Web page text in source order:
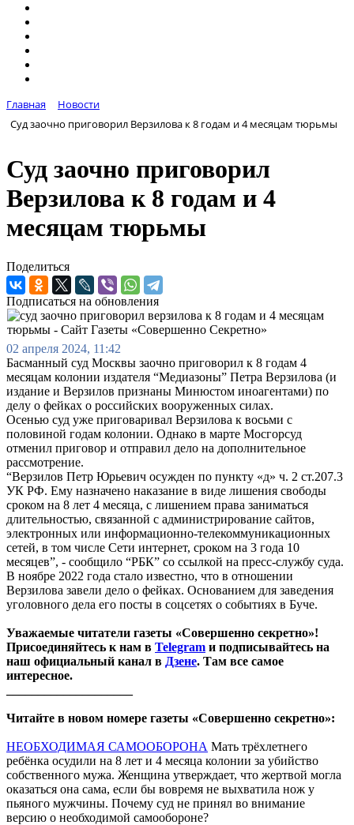
Главная
Новости
Суд заочно приговорил Верзилова к 8 годам и 4 месяцам тюрьмы
Суд заочно приговорил
Верзилова к 8 годам и 4
месяцам тюрьмы
Поделиться
Подписаться на обновления
02 апреля 2024, 11:42
Басманный суд Москвы заочно приговорил к 8 годам 4
месяцам колонии издателя “Медиазоны” Петра Верзилова (и
издание и Верзилов признаны Минюстом иноагентами) по
делу о фейках о российских вооруженных силах.
Осенью суд уже приговаривал Верзилова к восьми с
половиной годам колонии. Однако в марте Мосгорсуд
отменил приговор и отправил дело на дополнительное
рассмотрение.
“Верзилов Петр Юрьевич осужден по пункту «д» ч. 2 ст.207.3
УК РФ. Ему назначено наказание в виде лишения свободы
сроком на 8 лет 4 месяца, с лишением права заниматься
длительностью, связанной с администрирование сайтов,
электронных или информационно-телекоммуникационных
сетей, в том числе Сети интернет, сроком на 3 года 10
месяцев”, - сообщило “РБК” со ссылкой на пресс-службу суда.
В ноябре 2022 года стало известно, что в отношении
Верзилова завели дело о фейках. Основанием для заведения
уголовного дела его посты в соцсетях о событиях в Буче.
Уважаемые читатели газеты «Совершенно секретно»!
Присоединяйтесь к нам в Telegram и подписывайтесь на
наш официальный канал в Дзене. Там все самое
интересное.
Читайте в новом номере газеты «Совершенно секретно»:
НЕОБХОДИМАЯ САМООБОРОНА Мать трёхлетнего
ребёнка осудили на 8 лет и 4 месяца колонии за убийство
собственного мужа. Женщина утверждает, что жертвой могла
оказаться она сама, если бы вовремя не выхватила нож у
пьяного мужчины. Почему суд не принял во внимание
версию о необходимой самообороне?